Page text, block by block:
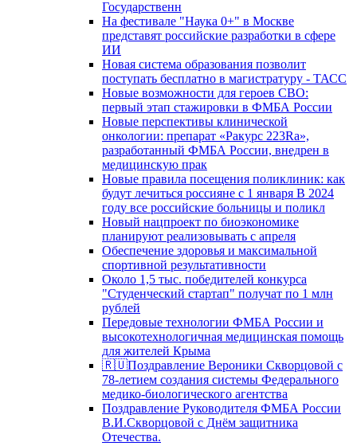
Государственн
На фестивале "Наука 0+" в Москве
представят российские разработки в сфере
ИИ
Новая система образования позволит
поступать бесплатно в магистратуру - ТАСС
Новые возможности для героев СВО:
первый этап стажировки в ФМБА России
Новые перспективы клинической
онкологии: препарат «Ракурс 223Ra»,
разработанный ФМБА России, внедрен в
медицинскую прак
Новые правила посещения поликлиник: как
будут лечиться россияне с 1 января В 2024
году все российские больницы и поликл
Новый нацпроект по биоэкономике
планируют реализовывать с апреля
Обеспечение здоровья и максимальной
спортивной результативности
Около 1,5 тыс. победителей конкурса
"Студенческий стартап" получат по 1 млн
рублей
Передовые технологии ФМБА России и
высокотехнологичная медицинская помощь
для жителей Крыма
🇷🇺Поздравление Вероники Скворцовой с
78-летием создания системы Федерального
медико-биологического агентства
Поздравление Руководителя ФМБА России
В.И.Скворцовой с Днём защитника
Отечества.